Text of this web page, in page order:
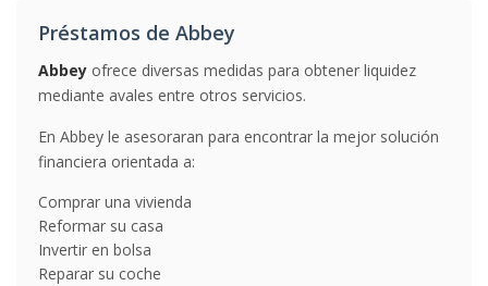
Préstamos de Abbey
Abbey ofrece diversas medidas para obtener liquidez
mediante avales entre otros servicios.
En Abbey le asesoraran para encontrar la mejor solución
financiera orientada a:
Comprar una vivienda
Reformar su casa
Invertir en bolsa
Reparar su coche